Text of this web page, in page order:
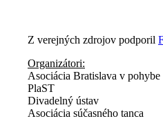
Z verejných zdrojov podporil
Organizátori:
Asociácia Bratislava v pohybe
PlaST
Divadelný ústav
Asociácia súčasného tanca